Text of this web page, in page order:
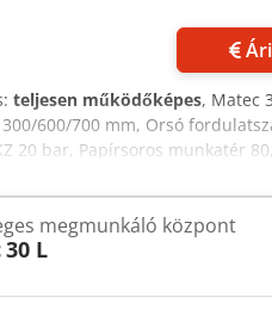
teljesen működőképes, Matec
600/700 mm, Orsó
20 bar, Papírsoros munkatér
acéllécekkel, 3D
megmunkáló központ
30 L